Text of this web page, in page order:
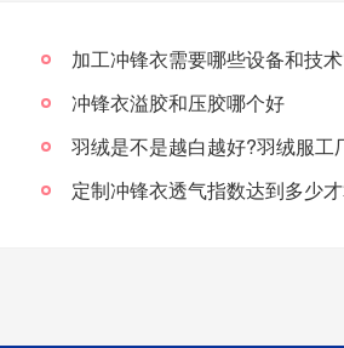
加工冲锋衣需要哪些设备和技
冲锋衣溢胶和压胶哪个好
定制冲锋衣透气指数达到多少